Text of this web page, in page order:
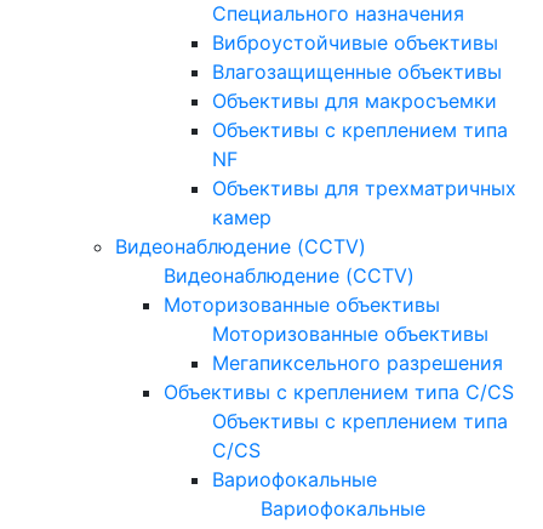
Специального назначения
Виброустойчивые объективы
Влагозащищенные объективы
Объективы для макросъемки
Объективы с креплением типа
NF
Объективы для трехматричных
камер
Видеонаблюдение (CCTV)
Видеонаблюдение (CCTV)
Моторизованные объективы
Моторизованные объективы
Мегапиксельного разрешения
Объективы с креплением типа C/CS
Объективы с креплением типа
C/CS
Вариофокальные
Вариофокальные